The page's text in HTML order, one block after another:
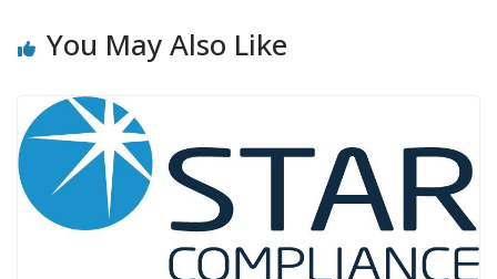
You May Also Like